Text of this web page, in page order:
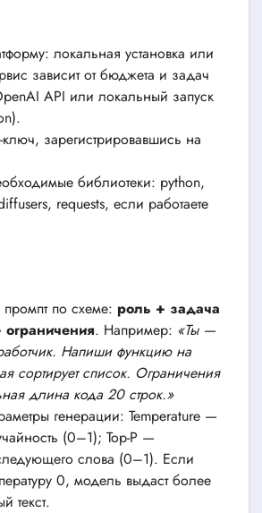
локальная установка или
зависит от бюджета и задач
API или локальный запуск
зарегистрировавшись на
библиотеки: python,
requests, если работаете
по схеме: роль + задача
ограничения. Например: «Ты —
Напиши функцию на
сортирует список. Ограничения
длина кода 20 строк.»
генерации: Temperature —
(0–1); Top-P —
слова (0–1). Если
0, модель выдаст более
текст.